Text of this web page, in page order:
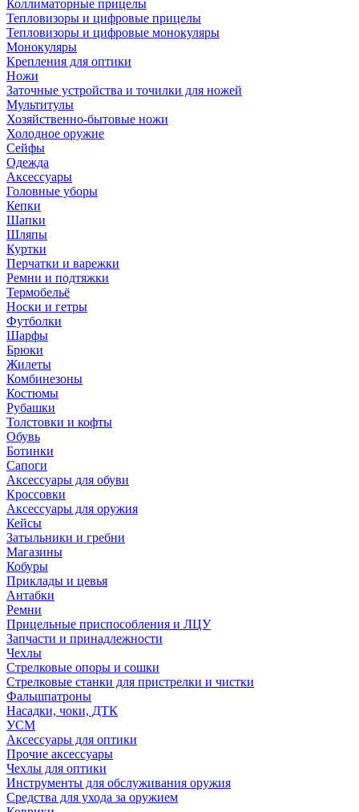
Коллиматорные прицелы
Тепловизоры и цифровые прицелы
Тепловизоры и цифровые монокуляры
Монокуляры
Крепления для оптики
Ножи
Заточные устройства и точилки для ножей
Мультитулы
Хозяйственно-бытовые ножи
Холодное оружие
Сейфы
Одежда
Аксессуары
Головные уборы
Кепки
Шапки
Шляпы
Куртки
Перчатки и варежки
Ремни и подтяжки
Термобельё
Носки и гетры
Футболки
Шарфы
Брюки
Жилеты
Комбинезоны
Костюмы
Рубашки
Толстовки и кофты
Обувь
Ботинки
Сапоги
Аксессуары для обуви
Кроссовки
Аксессуары для оружия
Кейсы
Затыльники и гребни
Магазины
Кобуры
Приклады и цевья
Антабки
Ремни
Прицельные приспособления и ЛЦУ
Запчасти и принадлежности
Чехлы
Стрелковые опоры и сошки
Стрелковые станки для пристрелки и чистки
Фальшпатроны
Насадки, чоки, ДТК
УСМ
Аксессуары для оптики
Прочие аксессуары
Чехлы для оптики
Инструменты для обслуживания оружия
Средства для ухода за оружием